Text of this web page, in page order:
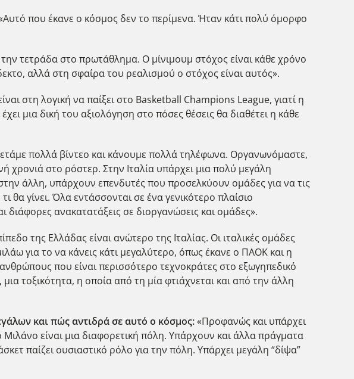
που έκανε ο κόσμος δεν το περίμενα. Ήταν κάτι πολύ όμορφο
τετράδα στο πρωτάθλημα. Ο μίνιμουμ στόχος είναι κάθε χρόνο
αλλά στη σφαίρα του ρεαλισμού ο στόχος είναι αυτός».
στη λογική να παίξει στο Basketball Champions League, γιατί η
μια δική του αξιολόγηση στο πόσες θέσεις θα διαθέτει η κάθε
πολλά βίντεο και κάνουμε πολλά τηλέφωνα. Οργανωνόμαστε,
χρονιά στο ρόστερ. Στην Ιταλία υπάρχει μια πολύ μεγάλη
άλλη, υπάρχουν επενδυτές που προσελκύουν ομάδες για να τις
θα γίνει. Όλα εντάσσονται σε ένα γενικότερο πλαίσιο
ανακατατάξεις σε διοργανώσεις και ομάδες».
της Ελλάδας είναι ανώτερο της Ιταλίας. Οι ιταλικές ομάδες
για το να κάνεις κάτι μεγαλύτερο, όπως έκανε ο ΠΑΟΚ και η
που είναι περισσότερο τεχνοκράτες στο εξωγηπεδικό
τοξικότητα, η οποία από τη μία φτιάχνεται και από την άλλη
και πώς αντιδρά σε αυτό ο κόσμος:«Προφανώς και υπάρχει
είναι μια διαφορετική πόλη. Υπάρχουν και άλλα πράγματα
παίζει ουσιαστικό ρόλο για την πόλη. Υπάρχει μεγάλη “δίψα”